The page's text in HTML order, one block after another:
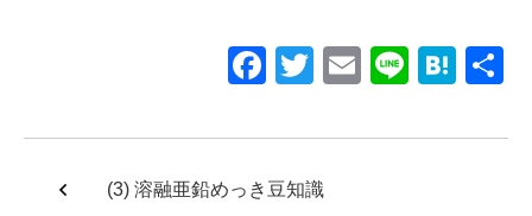
o
k
F
c
e
T
tt
er
E
ail
Li
e
H
e
(3) 溶融亜鉛めっき豆知識